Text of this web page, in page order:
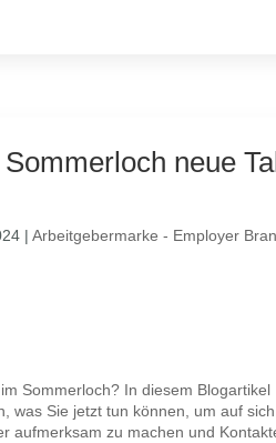
neue
|Arbeitgebermarke - Employer
Sommerloch? In diesem Blogartikel
was Sie jetzt tun können, um auf
aufmerksam zu machen und